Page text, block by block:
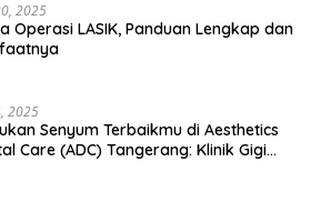
2025
Operasi LASIK, Panduan Lengkap dan
2025
Senyum Terbaikmu di Aesthetics
Care (ADC) Tangerang: Klinik Gigi